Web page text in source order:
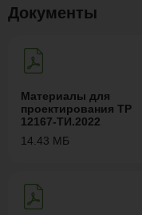
Документы
Материалы для
проектирования ТР
12167-ТИ.2022
14.43 МБ